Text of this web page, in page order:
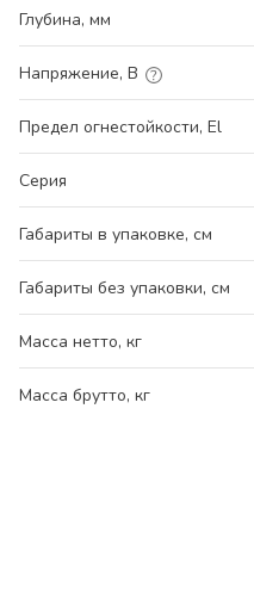
Глубина, мм
Напряжение, В
Предел огнестойкости, El
Серия
Габариты в упаковке, см
Габариты без упаковки, см
Масса нетто, кг
Масса брутто, кг